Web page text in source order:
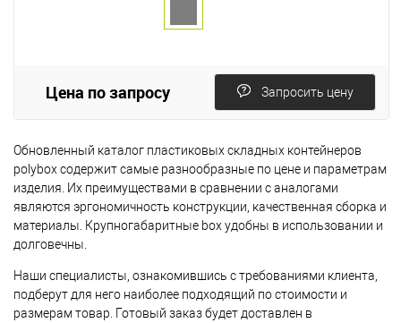
Цена по запросу Запросить цену
Обновленный каталог пластиковых складных контейнеров
polybox содержит самые разнообразные по цене и параметрам
изделия. Их преимуществами в сравнении с аналогами
являются эргономичность конструкции, качественная сборка и
материалы. Крупногабаритные box удобны в использовании и
долговечны.
Наши специалисты, ознакомившись с требованиями клиента,
подберут для него наиболее подходящий по стоимости и
размерам товар. Готовый заказ будет доставлен в